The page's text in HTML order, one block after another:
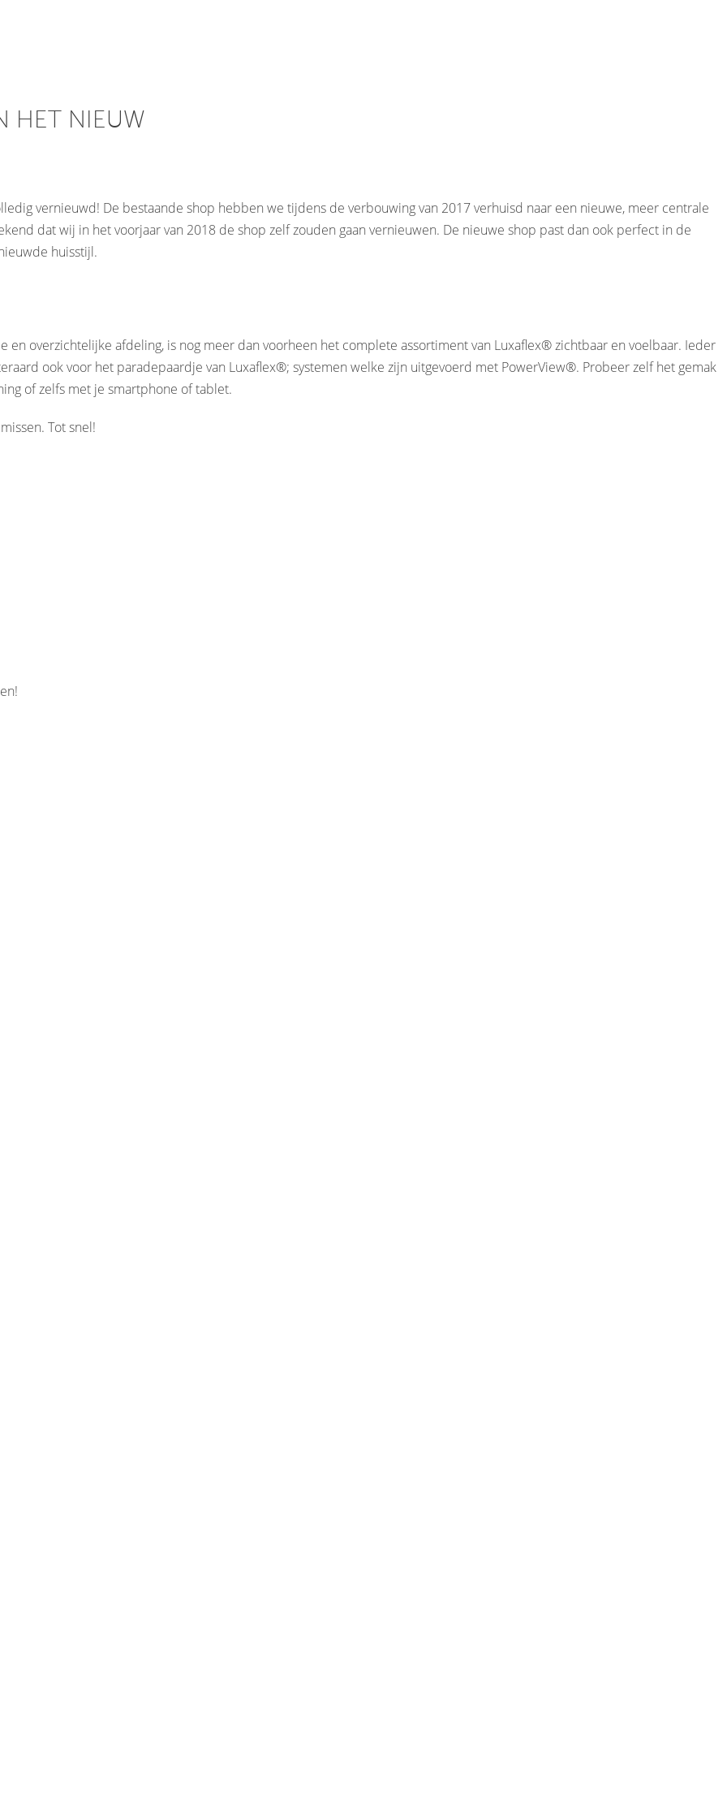
HET NIEUW
vernieuwd! De bestaande shop hebben we tijdens de verbouwing van 2017 verhuisd naar een nieuwe, meer centrale
dat wij in het voorjaar van 2018 de shop zelf zouden gaan vernieuwen. De nieuwe shop past dan ook perfect in de
huisstijl.
overzichtelijke afdeling, is nog meer dan voorheen het complete assortiment van Luxaflex® zichtbaar en voelbaar. Ieder
ook voor het paradepaardje van Luxaflex®; systemen welke zijn uitgevoerd met PowerView®. Probeer zelf het gemak
of zelfs met je smartphone of tablet.
Tot snel!